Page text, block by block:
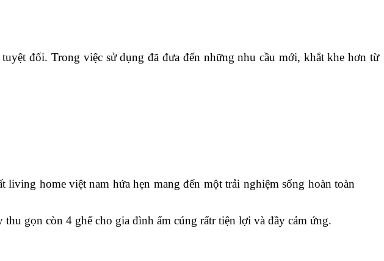
tuyệt đối.Trong việc sử dụng đã đưa đến những nhu cầu mới, khắt khe hơn từ
home việt nam hứa hẹn mang đến một trải nghiệm sống hoàn toàn
gọn còn 4 ghế cho gia đình ấm cúng rấtr tiện lợi và đầy cảm ứng.